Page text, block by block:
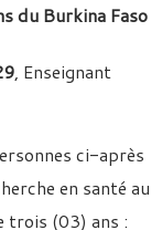
du Burkina Faso
, Enseignant
ci-après
en santé au
trois (03) ans :